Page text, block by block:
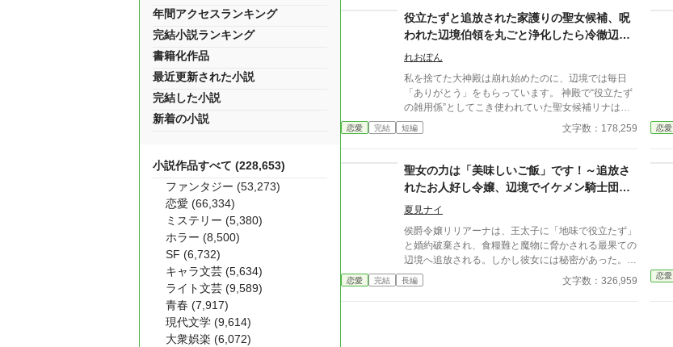
卓物語。
役立たずと追放された家護りの聖女候補、呪
われた辺境伯領を丸ごと浄化したら冷徹辺境
伯に執着溺愛されました
れおぽん
私を捨てた大神殿は崩れ始めたのに、辺境では毎日
「ありがとう」をもらっています。 神殿で“役立たず
の雑用係”としてこき使われていた聖女候補リナは、
ある日突然、呪われた辺境伯領へ追放される。 けれ
ど、与えられた古びた離れで一夜を明かした翌朝――
快適な空間へ変わっていた。 実はリナは、人ではな
く“家や土地”を守り整える、失われた系譜《家護りの
聖女》だったのだ。 彼女が館も井戸も畑も整えるた
び、辺境の暮らしはよみがえり、冷徹と噂の辺境伯ア
シュレイはなぜか彼女を手放そうとしない。 一方、
リナを追放した大神殿では奇跡が崩れ始め、彼女の力
を奪っていた不正まで明らかになっていき――。 こ
れは、居場所を持てなかった少女が、誰かの帰る家を
守ることで、自分の帰る場所も手に入れる、追放ざま
恋愛 完結 短編 文字数：178,259 恋愛
聖女の力は「美味しいご飯」です！～追放さ
れたお人好し令嬢、辺境でイケメン騎士団長
ともふもふ達の胃袋掴み（物理）スローライ
夏見ナイ
侯爵令嬢リリアーナは、王太子に「地味で役立たず」
と婚約破棄され、食糧難と魔物に脅かされる最果ての
辺境へ追放される。しかし彼女には秘密があった。そ
れは前世日本の記憶と、食べた者を癒し強化する【奇
跡の料理】を作る力！ 絶望的な状況でもお人好しな
恋愛 完結 長編 文字数：326,959 恋愛
年間アクセスランキング
完結小説ランキング
書籍化作品
最近更新された小説
完結した小説
新着の小説
小説作品すべて (228,653)
ファンタジー (53,273)
恋愛 (66,334)
ミステリー (5,380)
ホラー (8,500)
SF (6,732)
キャラ文芸 (5,634)
ライト文芸 (9,589)
青春 (7,917)
現代文学 (9,614)
大衆娯楽 (6,072)